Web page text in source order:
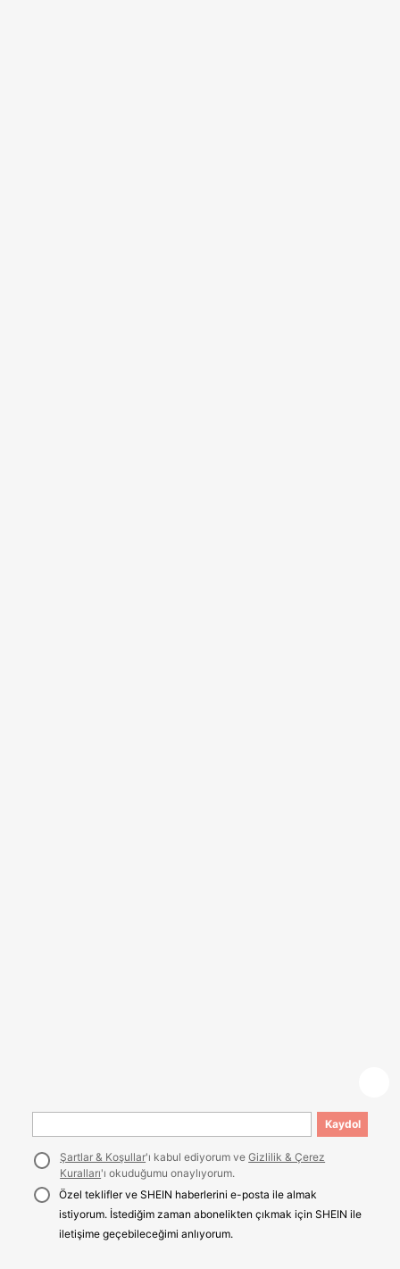
Kaydol
Şartlar & Koşullar'ı kabul ediyorum veGizlilik & Çerez
Kuralları'ı okuduğumu onaylıyorum.
Özel teklifler ve SHEIN haberlerini e-posta ile almak
istiyorum. İstediğim zaman abonelikten çıkmak için SHEIN ile
iletişime geçebileceğimi anlıyorum.